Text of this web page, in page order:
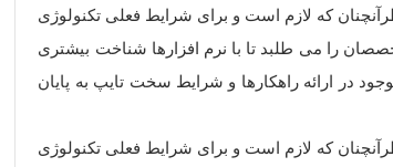
که لازم است و برای شرایط فعلی تکنولوژی
را می طلبد تا با نرم افزارها شناخت بیشتری
در ارائه راهکارها و شرایط سخت تایپ به پایان
که لازم است و برای شرایط فعلی تکنولوژی